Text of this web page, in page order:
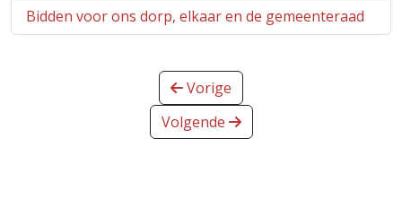
Bidden voor ons dorp, elkaar en de gemeenteraad
Vorige
Volgende